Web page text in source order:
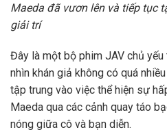
Maeda đã vươn lên và tiếp tục
giải trí
Đây là một bộ phim JAV chủ
nhìn khán giả không có quá
tập trung vào việc thể hiện sự
Maeda qua các cảnh quay táo
nóng giữa cô và bạn diễn.